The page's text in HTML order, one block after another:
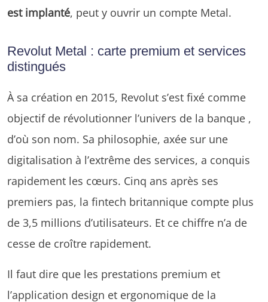
est implanté, peut y ouvrir un compte Metal.
Revolut Metal : carte premium et services
distingués
À sa création en 2015, Revolut s’est fixé comme
objectif de révolutionner l’univers de la banque ,
d’où son nom. Sa philosophie, axée sur une
digitalisation à l’extrême des services, a conquis
rapidement les cœurs. Cinq ans après ses
premiers pas, la fintech britannique compte plus
de 3,5 millions d’utilisateurs. Et ce chiffre n’a de
cesse de croître rapidement.
Il faut dire que les prestations premium et
l’application design et ergonomique de la